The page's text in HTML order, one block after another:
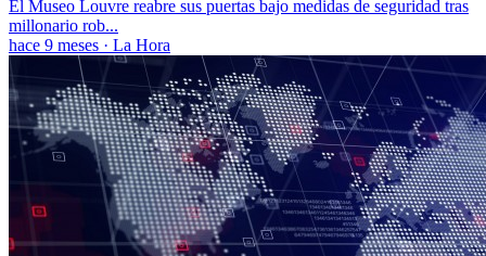
El Museo Louvre reabre sus puertas bajo medidas de seguridad tras
millonario rob...
hace 9 meses · La Hora